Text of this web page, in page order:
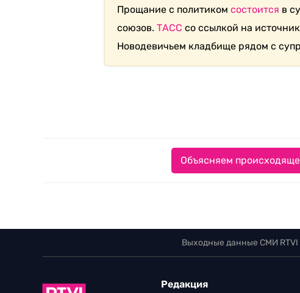
Прощание с политикомсостоится в
союзов.ТАСС со ссылкой на
Новодевичьем кладбище рядом с
Объясняем
Выходные данные СМИ RTVI
Редакция